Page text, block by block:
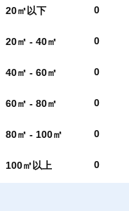
20㎡以下 0
20㎡ - 40㎡ 0
40㎡ - 60㎡ 0
60㎡ - 80㎡ 0
80㎡ - 100㎡ 0
100㎡以上 0